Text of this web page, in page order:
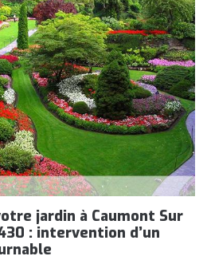
jardin à Caumont Sur
: intervention d’un